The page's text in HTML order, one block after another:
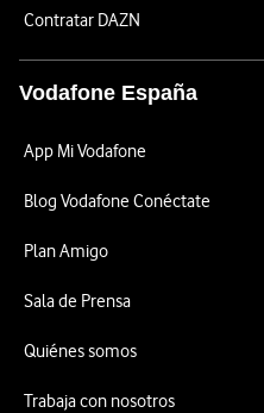
Contratar DAZN
Vodafone España
App Mi Vodafone
Blog Vodafone Conéctate
Plan Amigo
Sala de Prensa
Quiénes somos
Trabaja con nosotros